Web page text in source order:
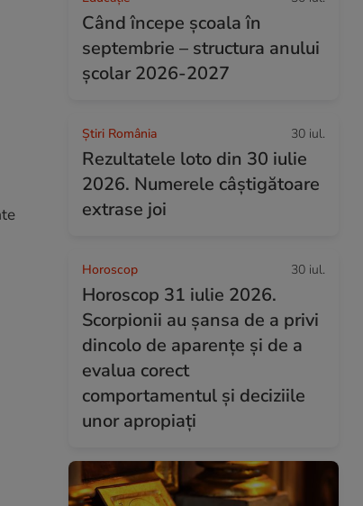
Când începe şcoala în
septembrie – structura anului
şcolar 2026-2027
Știri România 30 iul.
Rezultatele loto din 30 iulie
2026. Numerele câștigătoare
extrase joi
Horoscop 30 iul.
Horoscop 31 iulie 2026.
Scorpionii au șansa de a privi
dincolo de aparențe și de a
evalua corect
comportamentul și deciziile
unor apropiați